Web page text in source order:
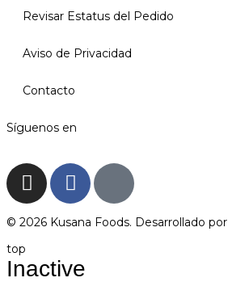
Revisar Estatus del Pedido
Aviso de Privacidad
Contacto
Síguenos en
© 2026 Kusana Foods. Desarrollado por
top
Inactive